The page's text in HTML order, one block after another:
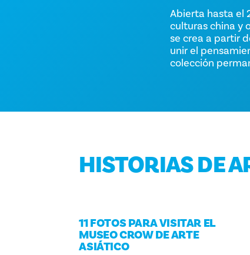
Abierta hasta el
culturas china y
se crea a partir
unir el
colección
HISTORIAS DE
11 FOTOS PARA VISITAR EL
MUSEO CROW DE ARTE
ASIÁTICO